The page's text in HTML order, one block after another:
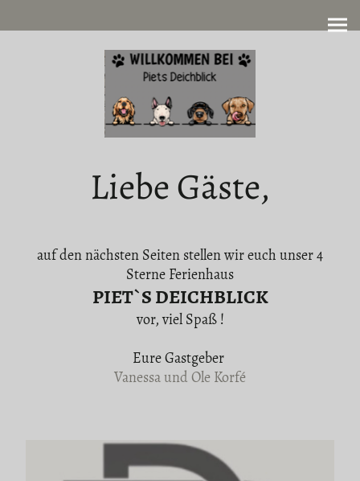
Liebe Gäste,
auf den nächsten Seiten stellen wir euch unser 4
Sterne Ferienhaus
PIET`S DEICHBLICK
vor, viel Spaß !
Eure Gastgeber
Vanessa und Ole Korfé